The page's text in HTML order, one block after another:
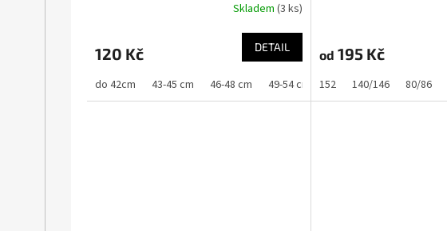
Skladem (3 ks)
120 Kč DETAIL
do 42cm 43-45 cm 46-48 cm 49-54 cm
od 195 Kč
152 140/146 80/86